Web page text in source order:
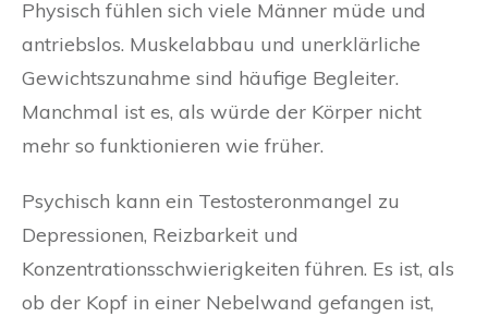
Physisch fühlen sich viele Männer müde und
antriebslos. Muskelabbau und unerklärliche
Gewichtszunahme sind häufige Begleiter.
Manchmal ist es, als würde der Körper nicht
mehr so funktionieren wie früher.
Psychisch kann ein Testosteronmangel zu
Depressionen, Reizbarkeit und
Konzentrationsschwierigkeiten führen. Es ist, als
ob der Kopf in einer Nebelwand gefangen ist,